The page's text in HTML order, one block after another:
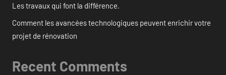
Les travaux qui font la différence.
Comment les avancées technologiques peuvent enrichir votre
projet de rénovation
Recent Comments